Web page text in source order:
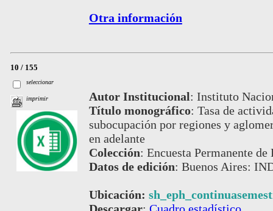
Otra información
10 / 155
seleccionar
imprimir Autor Institucional: Instituto
Título monográfico: Tasa de
subocupación por regiones y
en adelante
Colección: Encuesta Permanente de
Datos de edición: Buenos Aires:
Ubicación: